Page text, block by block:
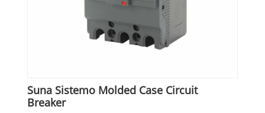
Suna Sistemo Molded Case Circuit
Breaker